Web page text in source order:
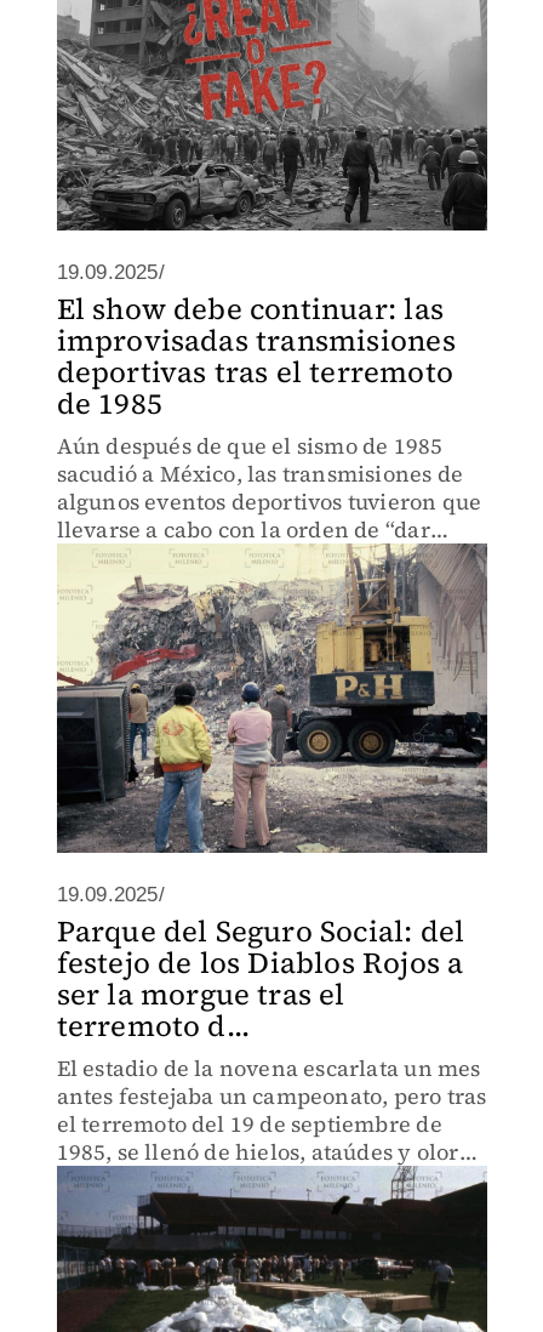
19.09.2025/
El show debe continuar: las
improvisadas transmisiones
deportivas tras el terremoto
de 1985
Aún después de que el sismo de 1985
sacudió a México, las transmisiones de
algunos eventos deportivos tuvieron que
llevarse a cabo con la orden de “dar
alegría a la gente”.
19.09.2025/
Parque del Seguro Social: del
festejo de los Diablos Rojos a
ser la morgue tras el
terremoto d...
El estadio de la novena escarlata un mes
antes festejaba un campeonato, pero tras
el terremoto del 19 de septiembre de
1985, se llenó de hielos, ataúdes y olores
fetidos